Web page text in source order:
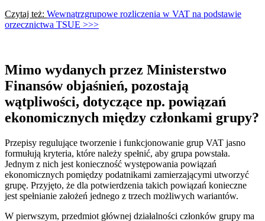
Czytaj też: Wewnątrzgrupowe rozliczenia w VAT na podstawie
orzecznictwa TSUE >>>
Mimo wydanych przez Ministerstwo
Finansów objaśnień, pozostają
wątpliwości, dotyczące np. powiązań
ekonomicznych między członkami grupy?
Przepisy regulujące tworzenie i funkcjonowanie grup VAT jasno
formułują kryteria, które należy spełnić, aby grupa powstała.
Jednym z nich jest konieczność występowania powiązań
ekonomicznych pomiędzy podatnikami zamierzającymi utworzyć
grupę. Przyjęto, że dla potwierdzenia takich powiązań konieczne
jest spełnianie założeń jednego z trzech możliwych wariantów.
W pierwszym, przedmiot głównej działalności członków grupy ma